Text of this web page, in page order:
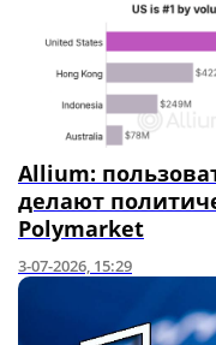
Allium:
делают
Polymarket
3-07-2026, 15:29